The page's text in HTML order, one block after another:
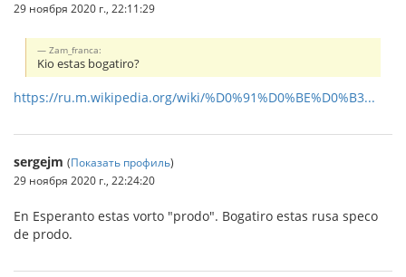
29 ноября 2020 г., 22:11:29
Zam_franca:
Kio estas bogatiro?
https://ru.m.wikipedia.org/wiki/%D0%91%D0%BE%D0%B3...
sergejm (Показать профиль)
29 ноября 2020 г., 22:24:20
En Esperanto estas vorto "prodo". Bogatiro estas rusa speco
de prodo.